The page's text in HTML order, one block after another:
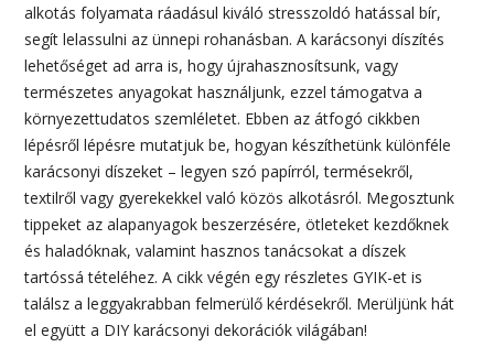
alkotás folyamata ráadásul kiváló stresszoldó hatással bír,
segít lelassulni az ünnepi rohanásban. A karácsonyi díszítés
lehetőséget ad arra is, hogy újrahasznosítsunk, vagy
természetes anyagokat használjunk, ezzel támogatva a
környezettudatos szemléletet. Ebben az átfogó cikkben
lépésről lépésre mutatjuk be, hogyan készíthetünk különféle
karácsonyi díszeket – legyen szó papírról, termésekről,
textilről vagy gyerekekkel való közös alkotásról. Megosztunk
tippeket az alapanyagok beszerzésére, ötleteket kezdőknek
és haladóknak, valamint hasznos tanácsokat a díszek
tartóssá tételéhez. A cikk végén egy részletes GYIK-et is
találsz a leggyakrabban felmerülő kérdésekről. Merüljünk hát
el együtt a DIY karácsonyi dekorációk világában!